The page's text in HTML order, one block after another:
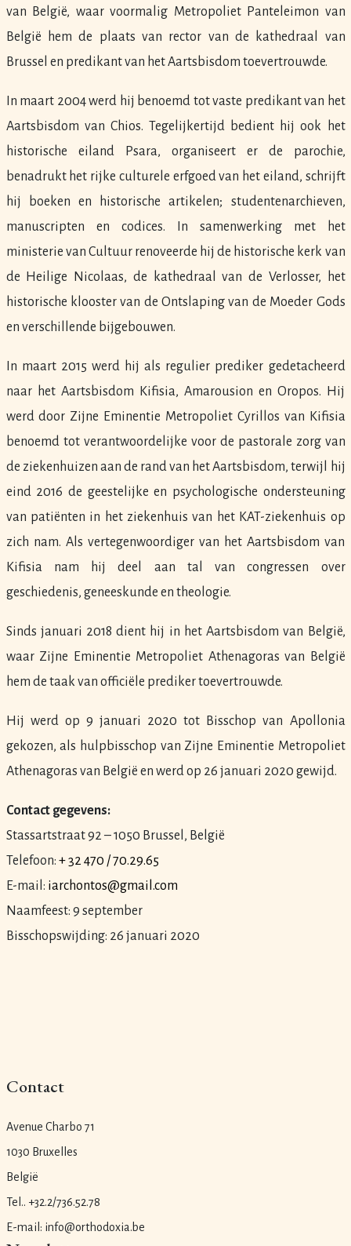
van België, waar voormalig Metropoliet Panteleimon van
België hem de plaats van rector van de kathedraal van
Brussel en predikant van het Aartsbisdom toevertrouwde.
In maart 2004 werd hij benoemd tot vaste predikant van het
Aartsbisdom van Chios. Tegelijkertijd bedient hij ook het
historische eiland Psara, organiseert er de parochie,
benadrukt het rijke culturele erfgoed van het eiland, schrijft
hij boeken en historische artikelen; studentenarchieven,
manuscripten en codices. In samenwerking met het
ministerie van Cultuur renoveerde hij de historische kerk van
de Heilige Nicolaas, de kathedraal van de Verlosser, het
historische klooster van de Ontslaping van de Moeder Gods
en verschillende bijgebouwen.
In maart 2015 werd hij als regulier prediker gedetacheerd
naar het Aartsbisdom Kifisia, Amarousion en Oropos. Hij
werd door Zijne Eminentie Metropoliet Cyrillos van Kifisia
benoemd tot verantwoordelijke voor de pastorale zorg van
de ziekenhuizen aan de rand van het Aartsbisdom, terwijl hij
eind 2016 de geestelijke en psychologische ondersteuning
van patiënten in het ziekenhuis van het KAT-ziekenhuis op
zich nam. Als vertegenwoordiger van het Aartsbisdom van
Kifisia nam hij deel aan tal van congressen over
geschiedenis, geneeskunde en theologie.
Sinds januari 2018 dient hij in het Aartsbisdom van België,
waar Zijne Eminentie Metropoliet Athenagoras van België
hem de taak van officiële prediker toevertrouwde.
Hij werd op 9 januari 2020 tot Bisschop van Apollonia
gekozen, als hulpbisschop van Zijne Eminentie Metropoliet
Athenagoras van België en werd op 26 januari 2020 gewijd.
Contact gegevens:
Stassartstraat 92 – 1050 Brussel, België
Telefoon: + 32 470 / 70.29.65
E-mail: iarchontos@gmail.com
Naamfeest: 9 september
Bisschopswijding: 26 januari 2020
Contact
Avenue Charbo 71
1030 Bruxelles
België
Tel.. +32.2/736.52.78
E-mail: info@orthodoxia.be